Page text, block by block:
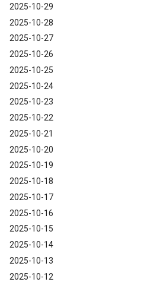
2025-10-29
2025-10-28
2025-10-27
2025-10-26
2025-10-25
2025-10-24
2025-10-23
2025-10-22
2025-10-21
2025-10-20
2025-10-19
2025-10-18
2025-10-17
2025-10-16
2025-10-15
2025-10-14
2025-10-13
2025-10-12